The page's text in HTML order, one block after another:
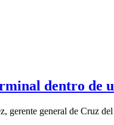
dentro de
gerente general de Cruz